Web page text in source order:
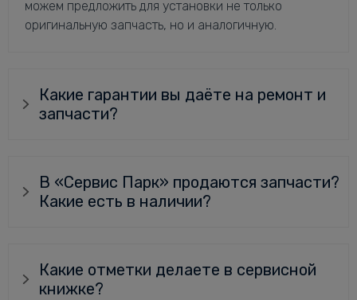
можем предложить для установки не только
оригинальную запчасть, но и аналогичную.
Какие гарантии вы даёте на ремонт и
запчасти?
В «Сервис Парк» продаются запчасти?
Какие есть в наличии?
Какие отметки делаете в сервисной
книжке?